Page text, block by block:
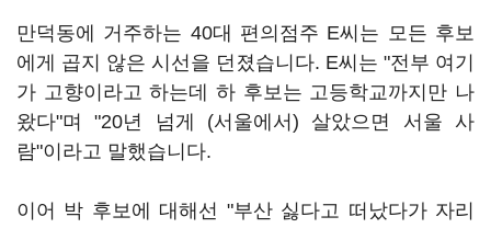
만덕동에 거주하는 40대 편의점주 E씨는 모든 후보
에게 곱지 않은 시선을 던졌습니다. E씨는 "전부 여기
가 고향이라고 하는데 하 후보는 고등학교까지만 나
왔다"며 "20년 넘게 (서울에서) 살았으면 서울 사
람"이라고 말했습니다.
이어 박 후보에 대해선 "부산 싫다고 떠났다가 자리